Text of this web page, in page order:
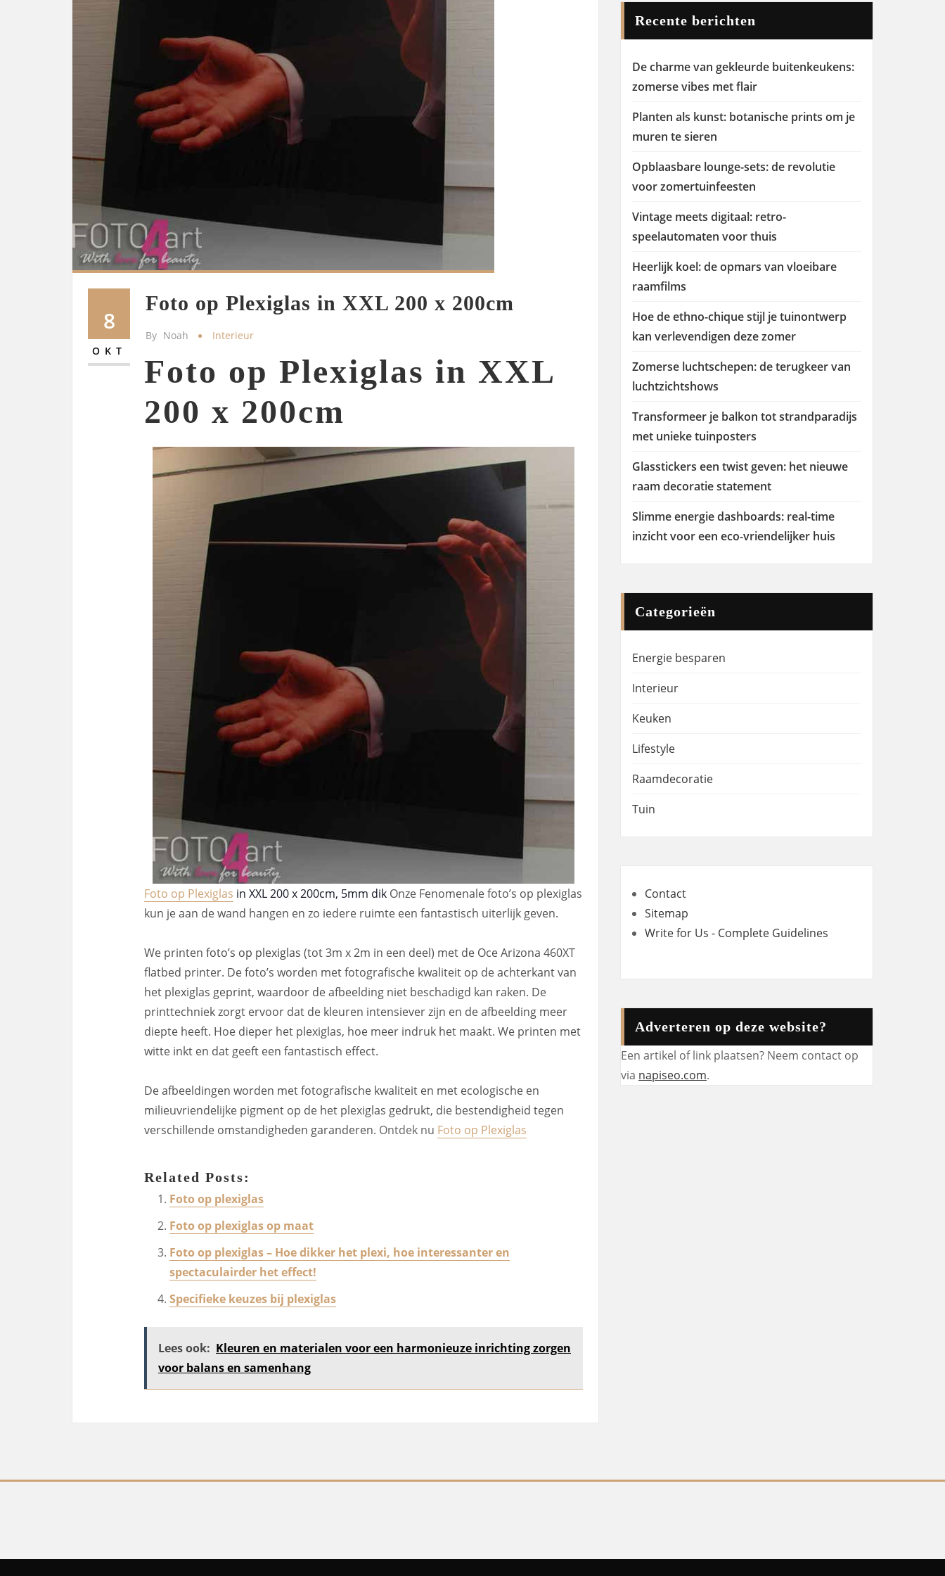
8
OKT
Foto op Plexiglas in XXL 200 x 200cm
By Noah Interieur
Foto op Plexiglas in XXL
200 x 200cm
Foto op Plexiglas in XXL 200 x 200cm, 5mm dik Onze Fenomenale foto’s op plexiglas
kun je aan de wand hangen en zo iedere ruimte een fantastisch uiterlijk geven.
We printen foto’s op plexiglas (tot 3m x 2m in een deel) met de Oce Arizona 460XT
flatbed printer. De foto’s worden met fotografische kwaliteit op de achterkant van
het plexiglas geprint, waardoor de afbeelding niet beschadigd kan raken. De
printtechniek zorgt ervoor dat de kleuren intensiever zijn en de afbeelding meer
diepte heeft. Hoe dieper het plexiglas, hoe meer indruk het maakt. We printen met
witte inkt en dat geeft een fantastisch effect.
De afbeeldingen worden met fotografische kwaliteit en met ecologische en
milieuvriendelijke pigment op de het plexiglas gedrukt, die bestendigheid tegen
verschillende omstandigheden garanderen. Ontdek nu Foto op Plexiglas
Related Posts:
Foto op plexiglas
Foto op plexiglas op maat
Foto op plexiglas – Hoe dikker het plexi, hoe interessanter en
spectaculairder het effect!
Specifieke keuzes bij plexiglas
Lees ook: Kleuren en materialen voor een harmonieuze inrichting zorgen
voor balans en samenhang
Recente berichten
De charme van gekleurde buitenkeukens:
zomerse vibes met flair
Planten als kunst: botanische prints om je
muren te sieren
Opblaasbare lounge-sets: de revolutie
voor zomertuinfeesten
Vintage meets digitaal: retro-
speelautomaten voor thuis
Heerlijk koel: de opmars van vloeibare
raamfilms
Hoe de ethno-chique stijl je tuinontwerp
kan verlevendigen deze zomer
Zomerse luchtschepen: de terugkeer van
luchtzichtshows
Transformeer je balkon tot strandparadijs
met unieke tuinposters
Glasstickers een twist geven: het nieuwe
raam decoratie statement
Slimme energie dashboards: real-time
inzicht voor een eco-vriendelijker huis
Categorieën
Energie besparen
Interieur
Keuken
Lifestyle
Raamdecoratie
Tuin
Contact
Sitemap
Write for Us - Complete Guidelines
Adverteren op deze website?
Een artikel of link plaatsen? Neem contact op
via napiseo.com.